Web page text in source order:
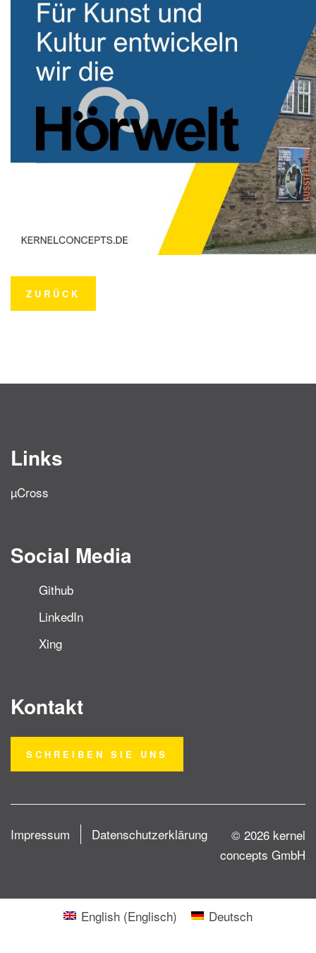
ZURÜCK
Links
µCross
Social Media
Github
LinkedIn
Xing
Kontakt
SCHREIBEN SIE UNS
Impressum Datenschutzerklärung
© 2026 kernel
concepts GmbH
English (Englisch) Deutsch